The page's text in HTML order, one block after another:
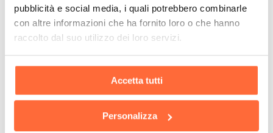
pubblicità e social media, i quali potrebbero combinarle
con altre informazioni che ha fornito loro o che hanno
raccolto dal suo utilizzo dei loro servizi.
Accetta tutti
Personalizza